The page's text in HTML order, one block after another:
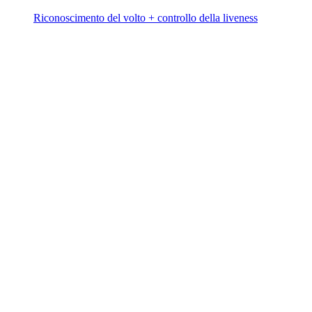
Riconoscimento del volto + controllo della liveness